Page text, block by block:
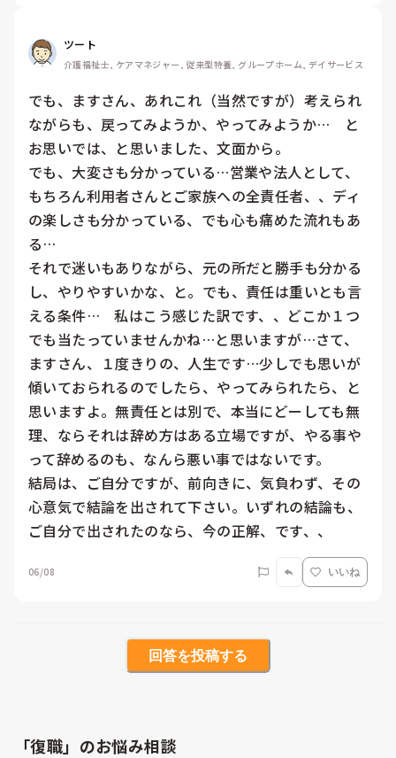
ツート
介護福祉士, ケアマネジャー, 従来型特養, グループホーム, デイサービス
でも、ますさん、あれこれ（当然ですが）考えられ
ながらも、戻ってみようか、やってみようか…　と
お思いでは、と思いました、文面から。
でも、大変さも分かっている…営業や法人として、
もちろん利用者さんとご家族への全責任者、、ディ
の楽しさも分かっている、でも心も痛めた流れもあ
る…
それで迷いもありながら、元の所だと勝手も分かる
し、やりやすいかな、と。でも、責任は重いとも言
える条件…　私はこう感じた訳です、、どこか１つ
でも当たっていませんかね…と思いますが…さて、
ますさん、１度きりの、人生です…少しでも思いが
傾いておられるのでしたら、やってみられたら、と
思いますよ。無責任とは別で、本当にどーしても無
理、ならそれは辞め方はある立場ですが、やる事や
って辞めるのも、なんら悪い事ではないです。
結局は、ご自分ですが、前向きに、気負わず、その
心意気で結論を出されて下さい。いずれの結論も、
ご自分で出されたのなら、今の正解、です、、
06/08 いいね
回答を投稿する
「復職」のお悩み相談